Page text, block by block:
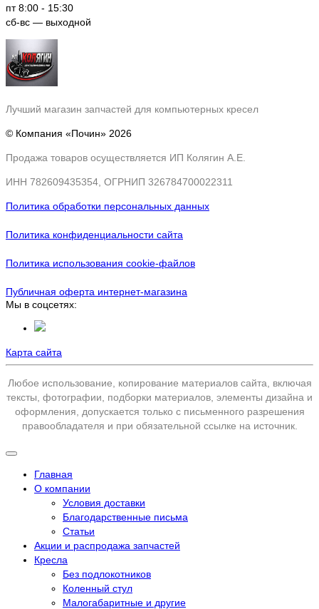
пт 8:00 - 15:30
сб-вс — выходной
Лучший магазин запчастей для компьютерных кресел
© Компания «Почин» 2026
Продажа товаров осуществляется ИП Колягин А.Е.
ИНН 782609435354, ОГРНИП 326784700022311
Политика обработки персональных данных
Политика конфиденциальности сайта
Политика использования cookie-файлов
Публичная оферта интернет-магазина
Мы в соцсетях:
Карта сайта
Любое использование, копирование материалов сайта, включая
тексты, фотографии, подборки материалов, элементы дизайна и
оформления, допускается только с письменного разрешения
правообладателя и при обязательной ссылке на источник.
Главная
О компании
Условия доставки
Благодарственные письма
Статьи
Акции и распродажа запчастей
Кресла
Без подлокотников
Коленный стул
Малогабаритные и другие